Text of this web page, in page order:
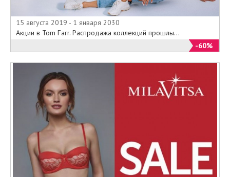
15 августа 2019 - 1 января 2030
Акции в Tom Farr. Распродажа коллекций прошлы...
-60%